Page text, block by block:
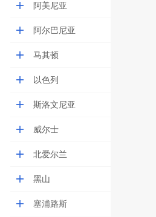
阿美尼亚
阿尔巴尼亚
马其顿
以色列
斯洛文尼亚
威尔士
北爱尔兰
黑山
塞浦路斯